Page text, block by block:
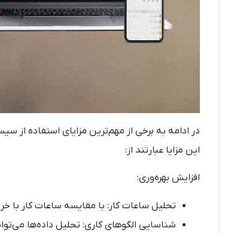
در ادامه به برخی از مهم‌ترین مزایای استفاده
این مزایا عبارتند از:
افزایش بهره‌وری:
تحلیل ساعات کار: با مقایسه ساعات کار با
شناسایی الگوهای کاری: تحلیل داده‌ها